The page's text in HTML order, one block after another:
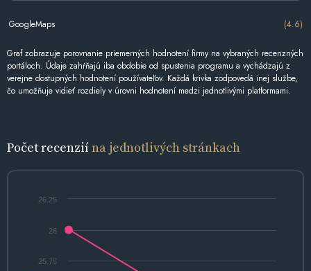
GoogleMaps (4.6)
Graf zobrazuje porovnanie priemerných hodnotení firmy na vybraných recenzných
portáloch. Údaje zahŕňajú iba obdobie od spustenia programu a vychádzajú z
verejne dostupných hodnotení používateľov. Každá krivka zodpovedá inej službe,
čo umožňuje vidieť rozdiely v úrovni hodnotení medzi jednotlivými platformami.
Počet recenziína jednotlivých stránkach
25.75
26
26.25